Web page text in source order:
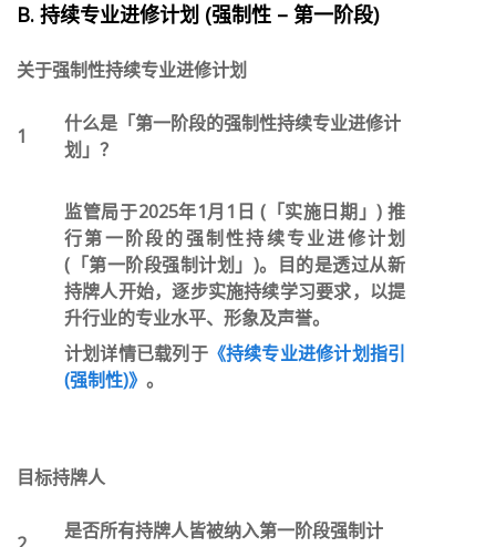
B. 持续专业进修计划 (强制性 – 第一阶段)
关于强制性持续专业进修计划
1
什么是「第一阶段的强制性持续专业进修计
划」？
监管局于2025年1月1日 (「实施日期」) 推
行第一阶段的强制性持续专业进修计划
(「第一阶段强制计划」)。目的是透过从新
持牌人开始，逐步实施持续学习要求，以提
升行业的专业水平、形象及声誉。
计划详情已载列于《持续专业进修计划指引
(强制性)》 。
目标持牌人
是否所有持牌人皆被纳入第一阶段强制计